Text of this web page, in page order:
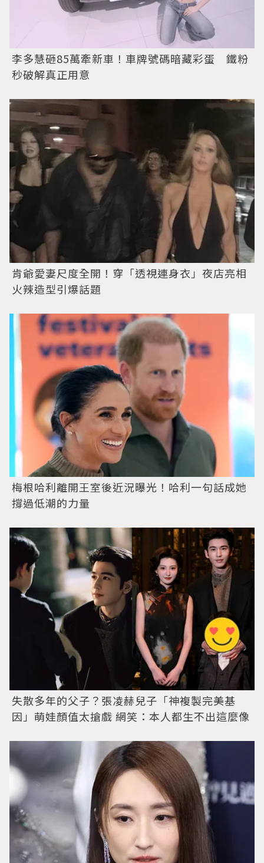
李多慧砸85萬牽新車！車牌號碼暗藏彩蛋 鐵粉
秒破解真正用意
肯爺愛妻尺度全開！穿「透視連身衣」夜店亮相
火辣造型引爆話題
梅根哈利離開王室後近況曝光！哈利一句話成她
撐過低潮的力量
失散多年的父子？張凌赫兒子「神複製完美基
因」萌娃顏值太搶戲 網笑：本人都生不出這麼像